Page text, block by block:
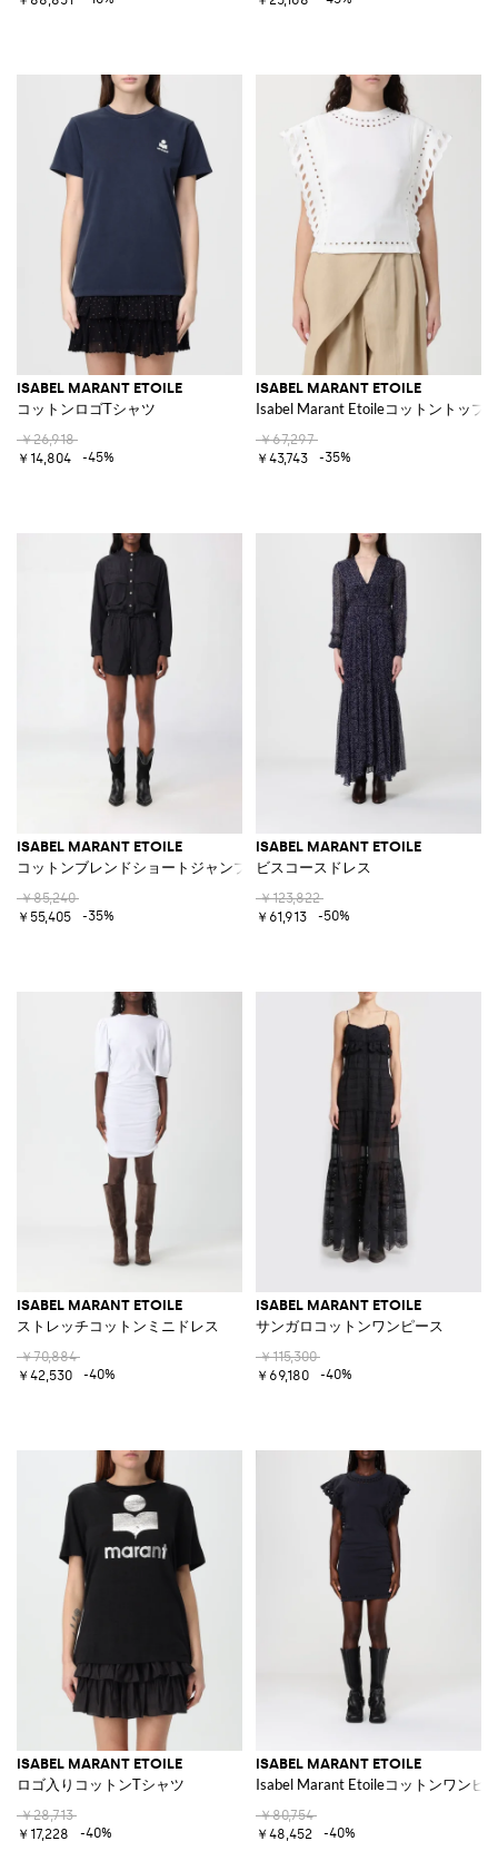
ISABEL MARANT ETOILE
コットンロゴTシャツ
￥26,918
￥14,804
-45%
ISABEL MARANT ETOILE
Isabel Marant Etoileコットントップ
￥67,297
￥43,743
-35%
ISABEL MARANT ETOILE
コットンブレンドショートジャンプスーツ
￥85,240
￥55,405
-35%
ISABEL MARANT ETOILE
ビスコースドレス
￥123,822
￥61,913
-50%
ISABEL MARANT ETOILE
ストレッチコットンミニドレス
￥70,884
￥42,530
-40%
ISABEL MARANT ETOILE
サンガロコットンワンピース
￥115,300
￥69,180
-40%
ISABEL MARANT ETOILE
ロゴ入りコットンTシャツ
￥28,713
￥17,228
-40%
ISABEL MARANT ETOILE
Isabel Marant Etoileコットンワンピ
￥80,754
￥48,452
-40%